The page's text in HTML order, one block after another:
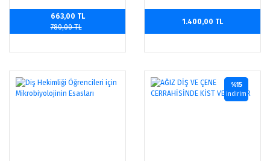
663,00 TL
780,00 TL
1.400,00 TL
%15
indirim